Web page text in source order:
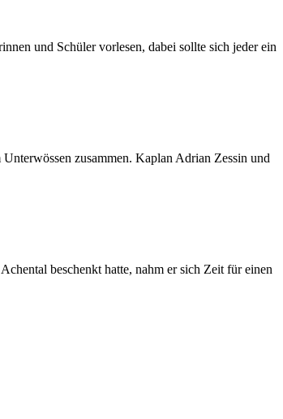
und Schüler vorlesen, dabei sollte sich jeder ein
zusammen. Kaplan Adrian Zessin und
beschenkt hatte, nahm er sich Zeit für einen